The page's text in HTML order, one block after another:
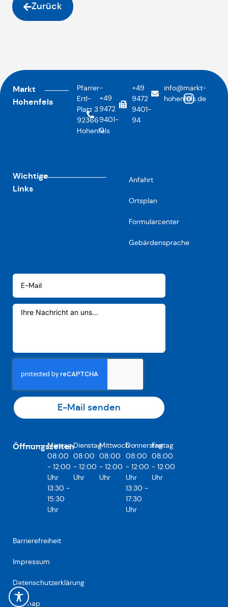
Zurück
Markt
Hohenfels
Pfarrer-
Ertl-
Platz 3
92366
Hohenfels
+49
9472
9401-
0
+49
9472
9401-
94
info@markt-
hohenfels.de
Wichtige
Links
Anfahrt
Ortsplan
Formularcenter
Gebärdensprache
E-Mail senden
Öffnungszeiten
Montag
08:00
- 12:00
Uhr
13:30 -
15:30
Uhr
Dienstag
08:00
- 12:00
Uhr
Mittwoch
08:00
- 12:00
Uhr
Donnerstag
08:00
- 12:00
Uhr
13:30 -
17:30
Uhr
Freitag
08:00
- 12:00
Uhr
Barrierefreiheit
Impressum
Datenschutzerklärung
Sitemap